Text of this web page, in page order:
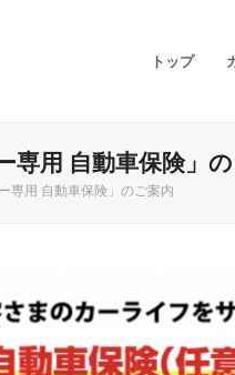
トップ
専用 自動車保険」
専用 自動車保険」のご案内